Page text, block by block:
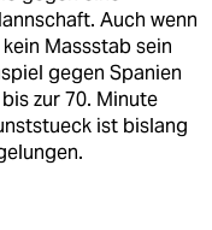
Auch wenn
Massstab sein
gegen Spanien
zur 70. Minute
ist bislang